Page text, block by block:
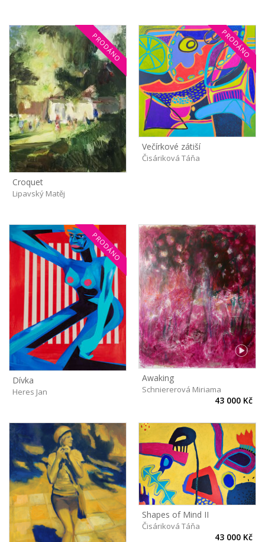
PRODÁNO
Croquet
Lipavský Matěj
PRODÁNO
Večírkové zátiší
Čisáriková Táňa
PRODÁNO
Dívka
Heres Jan
Awaking
Schniererová Miriama
43 000 Kč
Shapes of Mind II
Čisáriková Táňa
43 000 Kč